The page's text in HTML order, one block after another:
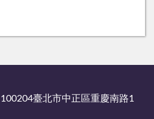
臺北市中正區重慶南路1